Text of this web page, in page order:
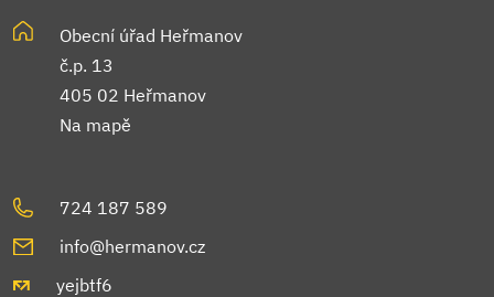
Obecní úřad Heřmanov
č.p. 13
405 02 Heřmanov
Na mapě
724 187 589
info@hermanov.cz
yejbtf6